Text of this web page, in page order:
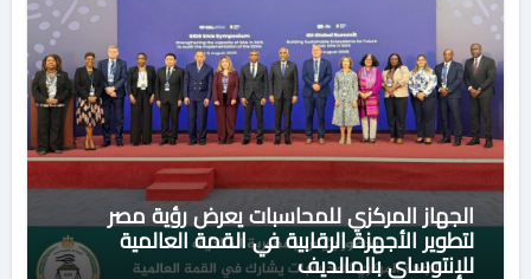
الجهاز المركزي للمحاسبات يعرض رؤية مصر
لتطوير الأجهزة الرقابية في القمة العالمية
للإنتوساي بالمالديف